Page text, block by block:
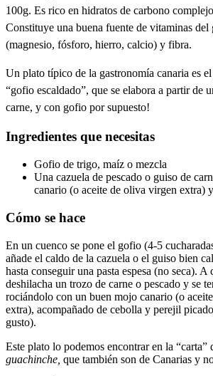
100g. Es rico en hidratos de carbono
Constituye una buena fuente de vitaminas
(magnesio, fósforo, hierro, calcio) y fibra.
Un plato típico de la gastronomía canaria es el
“gofio escaldado”, que se elabora a partir de
carne, y con gofio por supuesto!
Ingredientes que necesitas
Gofio de trigo, maíz o mezcla
Una cazuela de pescado o guiso de
canario (o aceite de oliva virgen extra)
Cómo se hace
En un cuenco se pone el gofio (4-5
añade el caldo de la cazuela o el guiso bien
hasta conseguir una pasta espesa (no seca). A
deshilacha un trozo de carne o pescado y se
rociándolo con un buen mojo canario (o
extra), acompañado de cebolla y perejil
gusto).
Este plato lo podemos encontrar en la “carta”
guachinche, que también son de Canarias y